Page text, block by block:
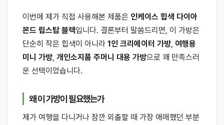
이번에 제가 직접 사용해본 제품은 인케이스 힙색 다이아
몬드 립스탑 블랙입니다. 결론부터 말씀드리면, 이 가방은
단순히 작은 힙색이 아니라 1인 크리에이터 가방, 여행용
미니 가방, 개인소지품 주머니 대용 가방으로 꽤 만족스러
운 선택이었습니다.
왜 이 가방이 필요했는가
제가 여행을 다니거나 잠깐 외출할 때 가장 애매했던 부분